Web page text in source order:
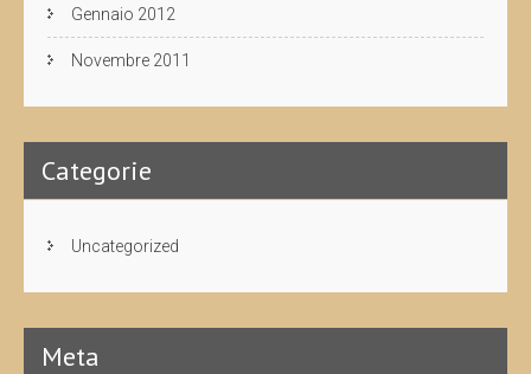
Gennaio 2012
Novembre 2011
Categorie
Uncategorized
Meta